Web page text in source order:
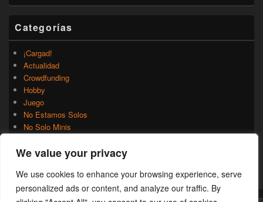
We value your privacy
We use cookies to enhance your browsing experience, serve
personalized ads or content, and analyze our traffic. By
Categorías
¡Cargad!
Actualidad
Crowdfunding
Hobby
Juego
No Estamos Solos
No Solo Minis
Rumores
Uncategorized